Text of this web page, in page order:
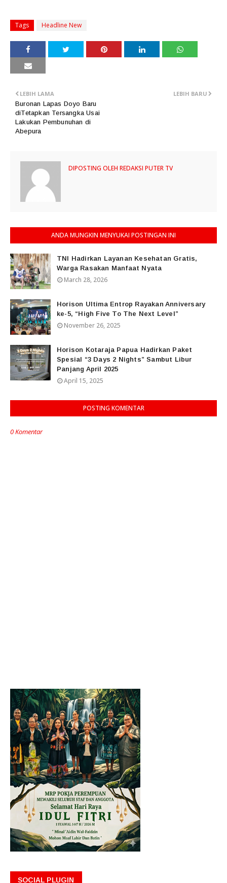
Tags Headline New
LEBIH BARU
LEBIH LAMA
Buronan Lapas Doyo Baru
diTetapkan Tersangka Usai
Lakukan Pembunuhan di
Abepura
DIPOSTING OLEH REDAKSI PUTER TV
ANDA MUNGKIN MENYUKAI POSTINGAN INI
TNI Hadirkan Layanan Kesehatan Gratis,
Warga Rasakan Manfaat Nyata
March 28, 2026
Horison Ultima Entrop Rayakan Anniversary
ke-5, “High Five To The Next Level”
November 26, 2025
Horison Kotaraja Papua Hadirkan Paket
Spesial “3 Days 2 Nights” Sambut Libur
Panjang April 2025
April 15, 2025
POSTING KOMENTAR
0 Komentar
SOCIAL PLUGIN